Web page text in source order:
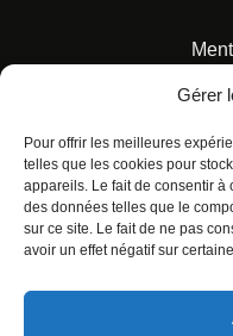
Gérer
Pour offrir les meilleures
telles que les cookies pour
appareils. Le fait de consentir à
des données telles que le
sur ce site. Le fait de ne pas
avoir un effet négatif sur
Charte pour la
© ALL RIGHTS